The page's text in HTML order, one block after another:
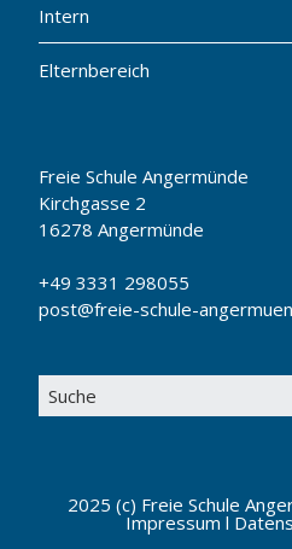
Intern
Elternbereich
Freie Schule Angermünde
Kirchgasse 2
16278 Angermünde
+49 3331 298055
post@freie-schule-
2025 (c) Freie Schule
Impressum l